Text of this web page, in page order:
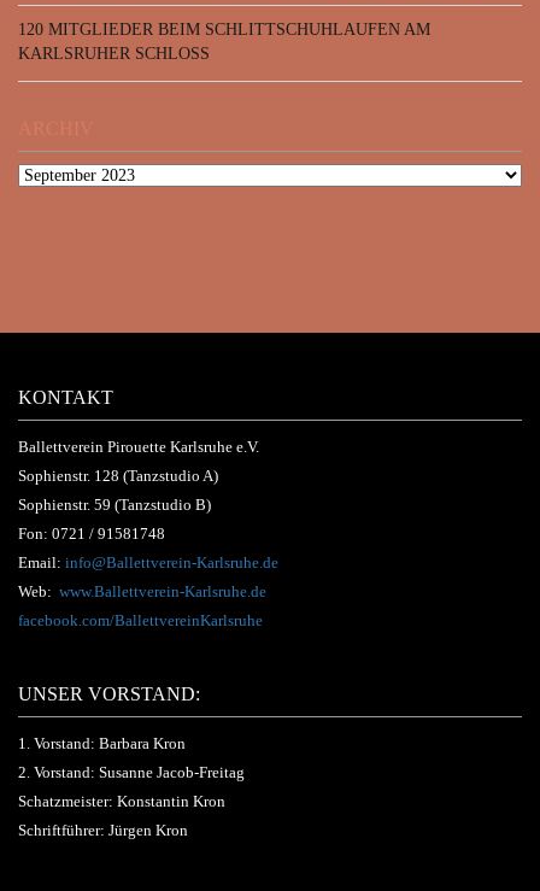
120 MITGLIEDER BEIM SCHLITTSCHUHLAUFEN AM
KARLSRUHER SCHLOSS
ARCHIV
KONTAKT
Ballettverein Pirouette Karlsruhe e.V.
Sophienstr. 128 (Tanzstudio A)
Sophienstr. 59 (Tanzstudio B)
Fon: 0721 / 91581748
Email: info@Ballettverein-Karlsruhe.de
Web: www.Ballettverein-Karlsruhe.de
facebook.com/BallettvereinKarlsruhe
UNSER VORSTAND:
1. Vorstand: Barbara Kron
2. Vorstand: Susanne Jacob-Freitag
Schatzmeister: Konstantin Kron
Schriftführer: Jürgen Kron